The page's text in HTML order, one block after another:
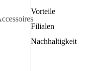
Vorteile
Filialen
Nachhaltigkeit